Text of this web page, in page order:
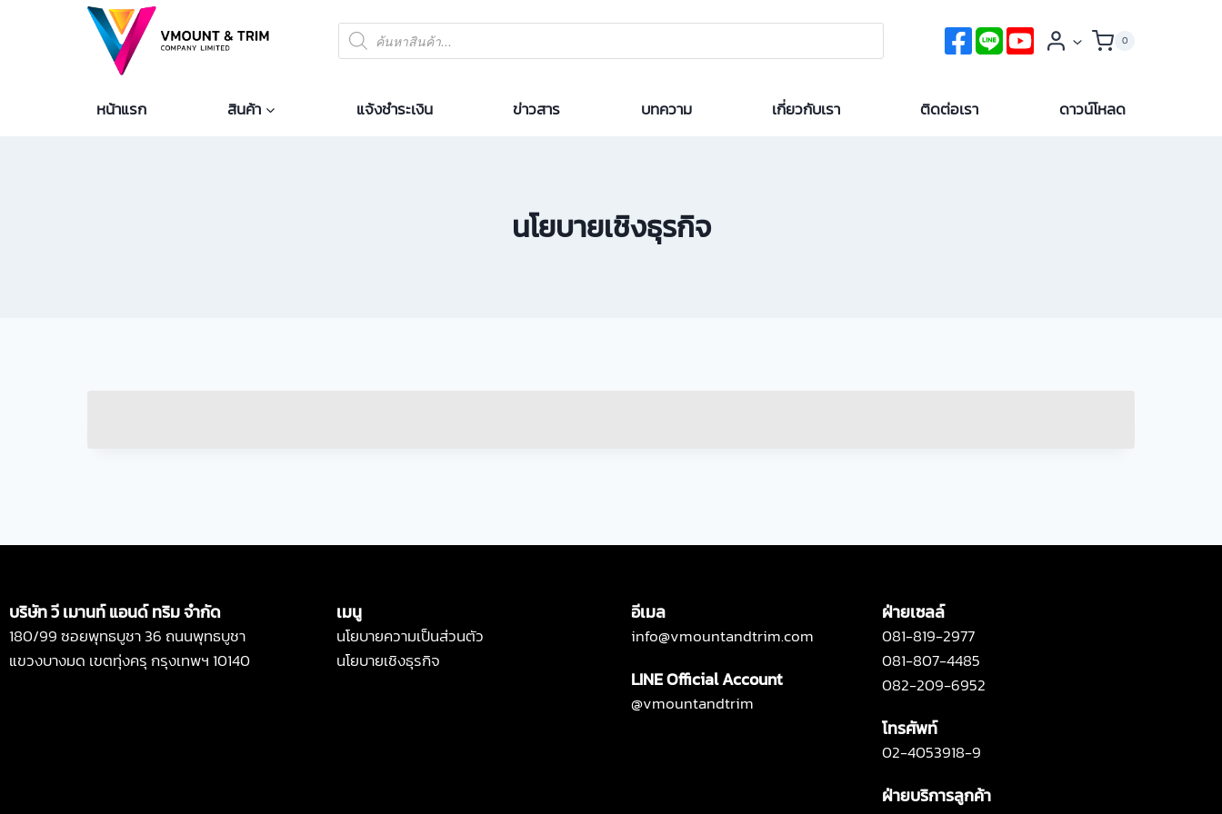
0
หน้าแรก สินค้า แจ้งชำระเงิน ข่าวสาร บทความ เกี่ยวกับเรา ติดต่อเรา ดาวน์โหลด
นโยบายเชิงธุรกิจ
บริษัท วี เมานท์ แอนด์ ทริม จำกัด
180/99 ซอยพุทธบูชา 36 ถนนพุทธบูชา
แขวงบางมด เขตทุ่งครุ กรุงเทพฯ 10140
เมนู
นโยบายความเป็นส่วนตัว
นโยบายเชิงธุรกิจ
อีเมล
info@vmountandtrim.com
LINE Official Account
@vmountandtrim
ฝ่ายเซลล์
081-819-2977
081-807-4485
082-209-6952
โทรศัพท์
02-4053918-9
ฝ่ายบริการลูกค้า